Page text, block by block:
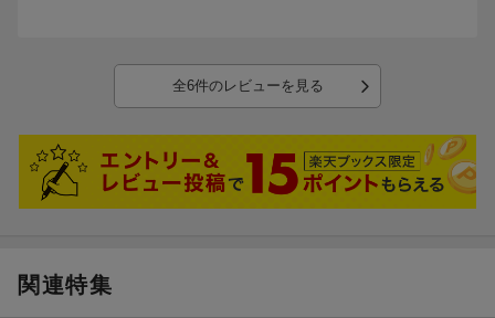
全6件のレビューを見る
関連特集